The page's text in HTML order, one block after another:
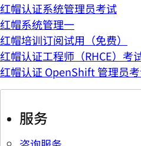
红帽认证系统管理员考试
红帽系统管理一
红帽培训订阅试用（免费）
红帽认证工程师（RHCE）考
红帽认证 OpenShift 管理员
服务